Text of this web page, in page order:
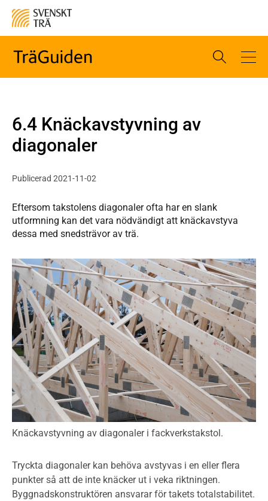
6.4 Knäckavstyvning av
diagonaler
Publicerad 2021-11-02
Eftersom takstolens diagonaler ofta har en slank
utformning kan det vara nödvändigt att knäckavstyva
dessa med snedsträvor av trä.
Knäckavstyvning av diagonaler i fackverkstakstol.
Tryckta diagonaler kan behöva avstyvas i en eller flera
punkter så att de inte knäcker ut i veka riktningen.
Byggnadskonstruktören ansvarar för takets totalstabilitet.